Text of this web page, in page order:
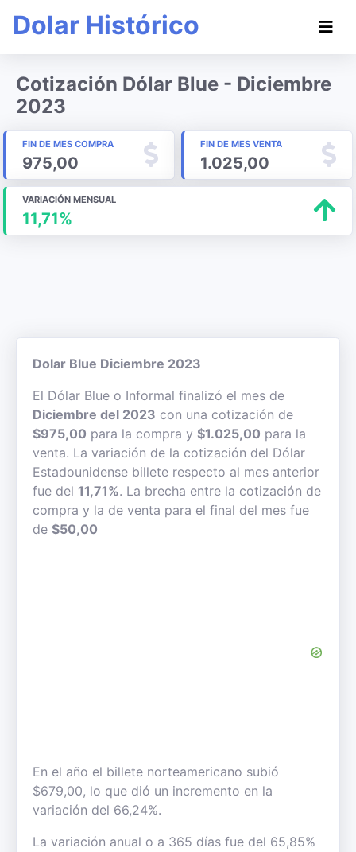
Dolar Histórico
Cotización Dólar Blue - Diciembre
2023
FIN DE MES COMPRA
975,00
FIN DE MES VENTA
1.025,00
VARIACIÓN MENSUAL
11,71%
Dolar Blue Diciembre 2023
El Dólar Blue o Informal finalizó el mes de
Diciembre del 2023 con una cotización de
$975,00 para la compra y $1.025,00 para la
venta. La variación de la cotización del Dólar
Estadounidense billete respecto al mes anterior
fue del 11,71%. La brecha entre la cotización de
compra y la de venta para el final del mes fue
de $50,00
En el año el billete norteamericano subió
$679,00, lo que dió un incremento en la
variación del 66,24%.
La variación anual o a 365 días fue del 65,85%